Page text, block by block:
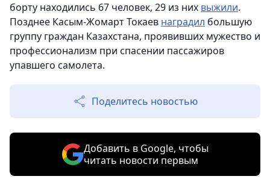
борту находились 67 человек, 29 из них выжили.
Позднее Касым-Жомарт Токаев наградил большую
группу граждан Казахстана, проявивших мужество и
профессионализм при спасении пассажиров
упавшего самолета.
Поделитесь новостью
Добавить в Google, чтобы
читать новости первым